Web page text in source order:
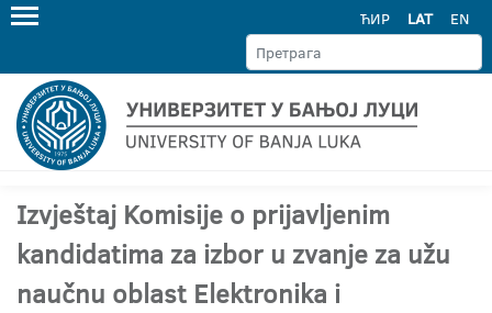
ЋИР LAT EN
Izvještaj Komisije o prijavljenim
kandidatima za izbor u zvanje za užu
naučnu oblast Elektronika i